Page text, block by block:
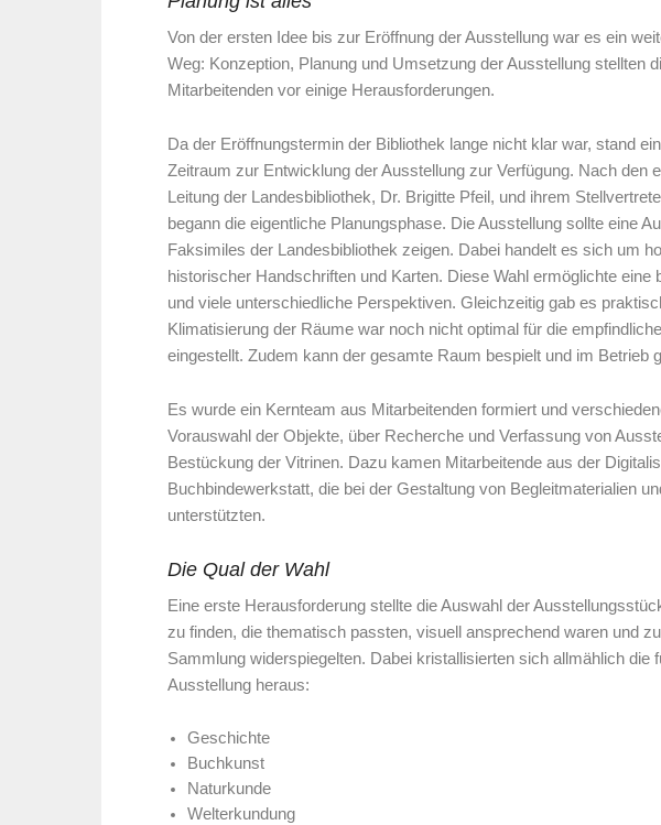
Von der ersten Idee bis zur Eröffnung der Ausstellung war es ein
Weg: Konzeption, Planung und Umsetzung der Ausstellung stellten
Mitarbeitenden vor einige Herausforderungen.
Da der Eröffnungstermin der Bibliothek lange nicht klar war, stand
Zeitraum zur Entwicklung der Ausstellung zur Verfügung. Nach den
Leitung der Landesbibliothek, Dr. Brigitte Pfeil, und ihrem
begann die eigentliche Planungsphase. Die Ausstellung sollte eine
Faksimiles der Landesbibliothek zeigen. Dabei handelt es sich um
historischer Handschriften und Karten. Diese Wahl ermöglichte eine
und viele unterschiedliche Perspektiven. Gleichzeitig gab es
Klimatisierung der Räume war noch nicht optimal für die
eingestellt. Zudem kann der gesamte Raum bespielt und im Betrieb
Es wurde ein Kernteam aus Mitarbeitenden formiert und
Vorauswahl der Objekte, über Recherche und Verfassung von
Bestückung der Vitrinen. Dazu kamen Mitarbeitende aus der
Buchbindewerkstatt, die bei der Gestaltung von Begleitmaterialien
unterstützten.
Die Qual der Wahl
Eine erste Herausforderung stellte die Auswahl der
zu finden, die thematisch passten, visuell ansprechend waren und
Sammlung widerspiegelten. Dabei kristallisierten sich allmählich die
Ausstellung heraus:
Geschichte
Buchkunst
Naturkunde
Welterkundung